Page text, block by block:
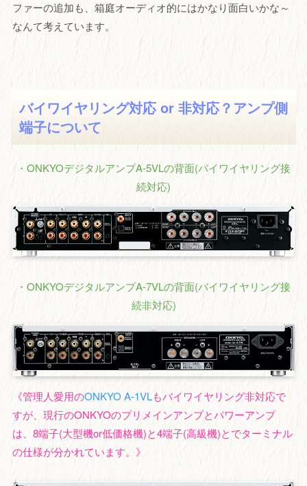
ファーの追加も、箱庭オーディオ的にはかなり面白いかな～
なんて考えています。
バイワイヤリング対応 or 非対応？アンプ側
端子について
・ONKYOデジタルアンプA-5VLの背面(バイワイヤリング接
続対応)
・ONKYOデジタルアンプA-7VLの背面(バイワイヤリング接
続非対応)
《管理人愛用のONKYO A-1VLもバイワイヤリング非対応で
すが、現行のONKYOのプリメインアンプとパワーアンプ
は、8端子(大型機or低価格機)と4端子(高級機)とでターミナル
の仕様が分かれています。》